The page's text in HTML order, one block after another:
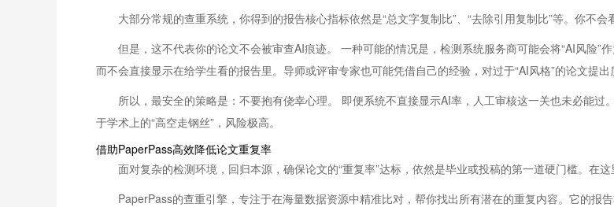
大部分常规的查重系统，你得到的报告核心指标依然是“总文字复制比”、“去除引用复制比”等。你不会
但是，这不代表你的论文不会被审查AI痕迹。 一种可能的情况是，检测系统服务商可能会将“AI风险”
而不会直接显示在给学生看的报告里。导师或评审专家也可能凭借自己的经验，对过于“AI风格”的论文提出
所以，最安全的策略是：不要抱有侥幸心理。 即便系统不直接显示AI率，人工审核这一关也未必能
于学术上的“高空走钢丝”，风险极高。
借助PaperPass高效降低论文重复率
面对复杂的检测环境，回归本源，确保论文的“重复率”达标，依然是毕业或投稿的第一道硬门槛。在
PaperPass的查重引擎，专注于在海量数据资源中精准比对，帮你找出所有潜在的重复内容。它的报